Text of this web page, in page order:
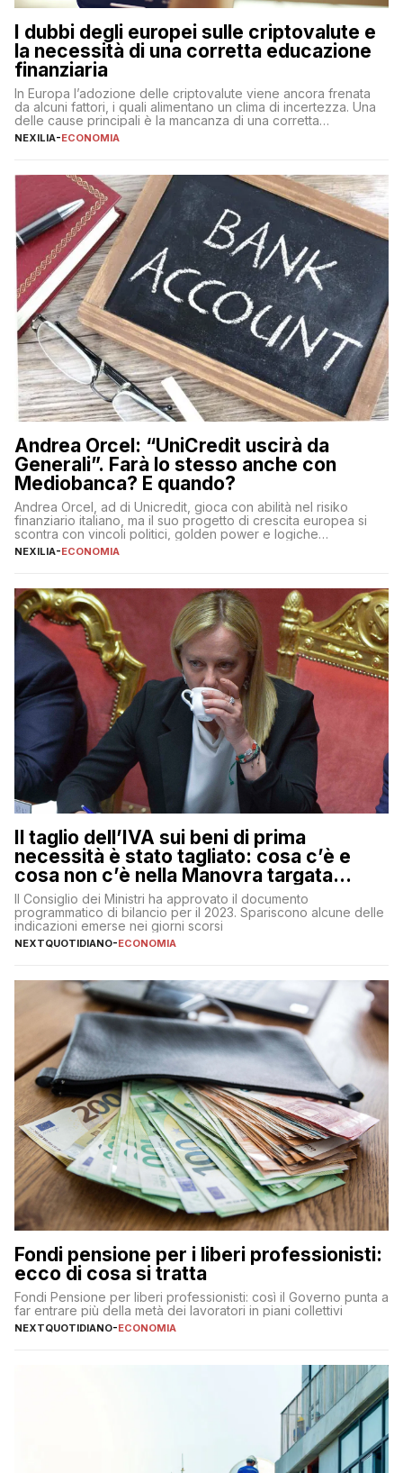
I dubbi degli europei sulle criptovalute e
la necessità di una corretta educazione
finanziaria
In Europa l’adozione delle criptovalute viene ancora frenata
da alcuni fattori, i quali alimentano un clima di incertezza. Una
delle cause principali è la mancanza di una corretta
educazione finanziaria, che impedisce ad una larga parte della
sulle criptovalute: […]
NEXILIA-ECONOMIA
Andrea Orcel: “UniCredit uscirà da
Generali”. Farà lo stesso anche con
Mediobanca? E quando?
Andrea Orcel, ad di Unicredit, gioca con abilità nel risiko
finanziario italiano, ma il suo progetto di crescita europea si
scontra con vincoli politici, golden power e logiche
protezionistiche. Orcel e la mossa su Generali Andrea Orcel,
NEXILIA-ECONOMIA
Il taglio dell’IVA sui beni di prima
necessità è stato tagliato: cosa c’è e
cosa non c’è nella Manovra targata
Meloni
Il Consiglio dei Ministri ha approvato il documento
programmatico di bilancio per il 2023. Spariscono alcune delle
indicazioni emerse nei giorni scorsi
NEXTQUOTIDIANO-ECONOMIA
Fondi pensione per i liberi professionisti:
ecco di cosa si tratta
Fondi Pensione per liberi professionisti: così il Governo punta a
far entrare più della metà dei lavoratori in piani collettivi
NEXTQUOTIDIANO-ECONOMIA